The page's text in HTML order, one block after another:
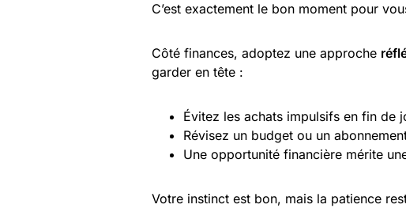
C’est exactement le bon moment pour
Côté finances, adoptez une approche
garder en tête :
Évitez les achats impulsifs en fin de
Révisez un budget ou un
Une opportunité financière mérite
Votre instinct est bon, mais la patience